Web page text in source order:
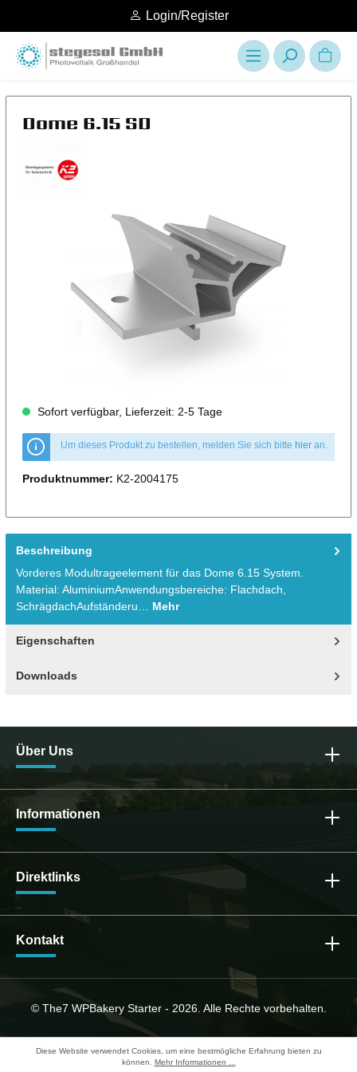
Login/Register
Dome 6.15 SD
Sofort verfügbar, Lieferzeit: 2-5 Tage
Um dieses Produkt zu bestellen, melden Sie sich bitte hieran.
Produktnummer: K2-2004175
Beschreibung
Vorderes Modultrageelement für das Dome 6.15 System.
Material: AluminiumAnwendungsbereiche: Flachdach,
SchrägdachAufständeru… Mehr
Eigenschaften
Downloads
Über Uns
Informationen
Direktlinks
Kontakt
© The7 WPBakery Starter - 2026. Alle Rechte vorbehalten.
Diese Website verwendet Cookies, um eine bestmögliche Erfahrung bieten zu
können. Mehr Informationen ...